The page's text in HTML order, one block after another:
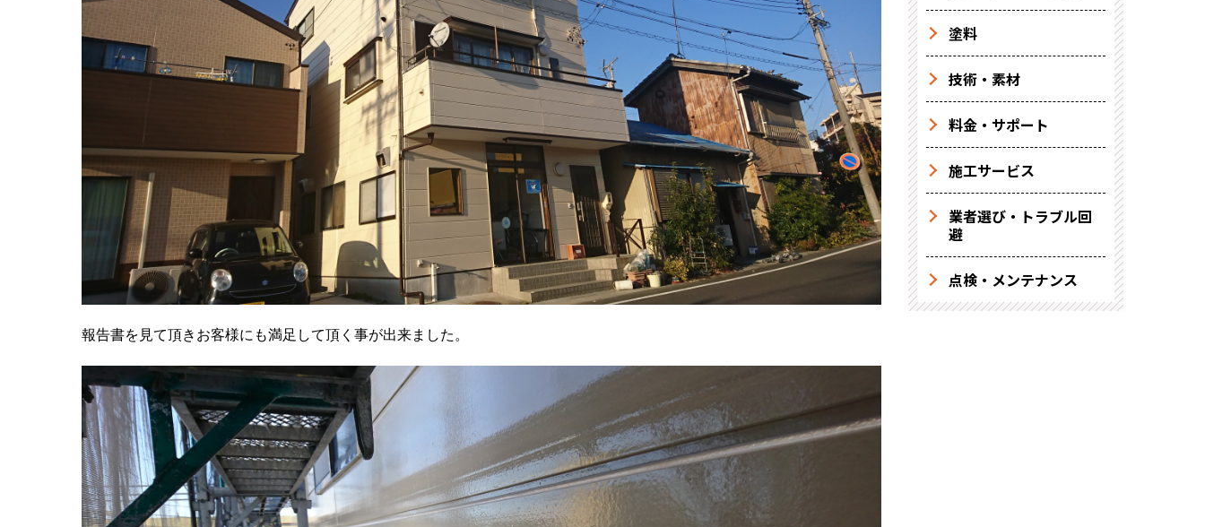
報告書を見て頂きお客様にも満足して頂く事が出来ました。
塗料
技術・素材
料金・サポート
施工サービス
業者選び・トラブル回
避
点検・メンテナンス